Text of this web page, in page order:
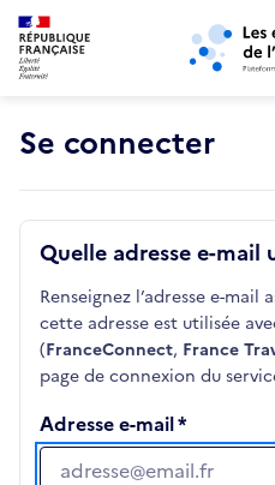
Aller au menu principal Aller
Se connecter
Quelle adresse e-mail
Renseignez l’adresse e-
cette adresse est utilisée
(FranceConnect, France
page de connexion du
Adresse e-mail
Adresse e-mail
Retour au début de la page
Panneau de gestion des